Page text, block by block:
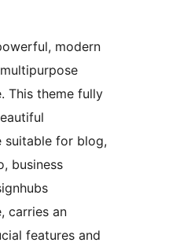
modern
This theme fully
suitable for blog,
business
carries an
features and